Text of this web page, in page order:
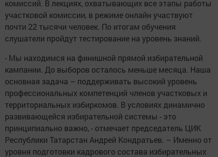
комиссий. В лекциях, охватывающих все этапы работы
участковой комиссии, в режиме онлайн участвуют
почти 22 тысячи человек. По итогам обучения
слушатели пройдут тестирование на уровень знаний.
- Мы находимся на финишной прямой избирательной
кампании. До выборов осталось меньше месяца. Наша
основная задача – поддерживать высокий уровень
профессиональных компетенций членов участковых и
территориальных избиркомов. В условиях динамично
развивающейся избирательной системы - это
принципиально важно, - отмечает председатель ЦИК
Республики Татарстан Андрей Кондратьев. – Именно от
уровня подготовки кадрового состава избирательных